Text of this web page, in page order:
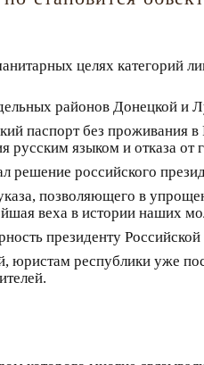
целях категорий
районов Донецкой и
паспорт без проживания в
языком и отказа от
решение российского
позволяющего в
веха в истории наших
президенту
республики уже